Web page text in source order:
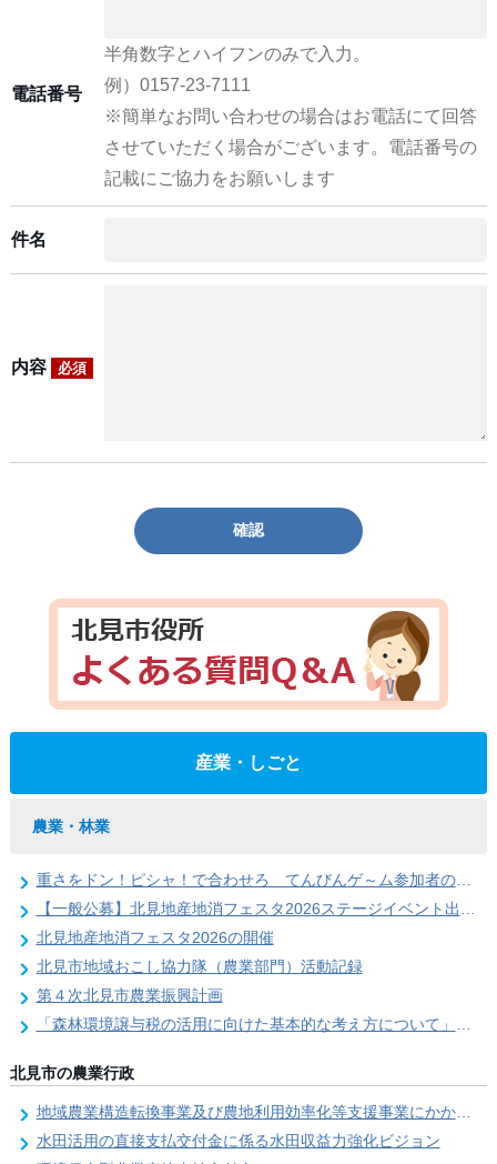
電話番号
半角数字とハイフンのみで入力。
例）0157-23-7111
※簡単なお問い合わせの場合はお電話にて回答
させていただく場合がございます。電話番号の
記載にご協力をお願いします
件名
内容 必須
確認
産業・しごと
農業・林業
重さをドン！ピシャ！で合わせろ てんびんゲ～ム参加者の募集（北見地産地消フェスタ2026）
【一般公募】北見地産地消フェスタ2026ステージイベント出演者の募集
北見地産地消フェスタ2026の開催
北見市地域おこし協力隊（農業部門）活動記録
第４次北見市農業振興計画
「森林環境譲与税の活用に向けた基本的な考え方について」を策定しました
北見市の農業行政
地域農業構造転換事業及び農地利用効率化等支援事業にかかる要望調査
水田活用の直接支払交付金に係る水田収益力強化ビジョン